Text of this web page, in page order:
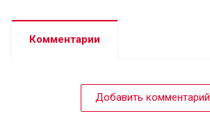
Комментарии
Добавить комментарий